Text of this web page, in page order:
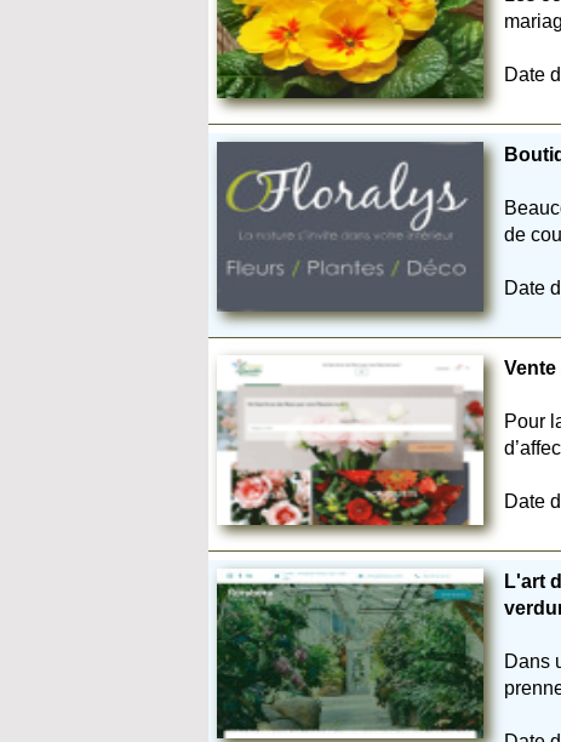
Date
de
Date
Pour
Date
L'art
Dans